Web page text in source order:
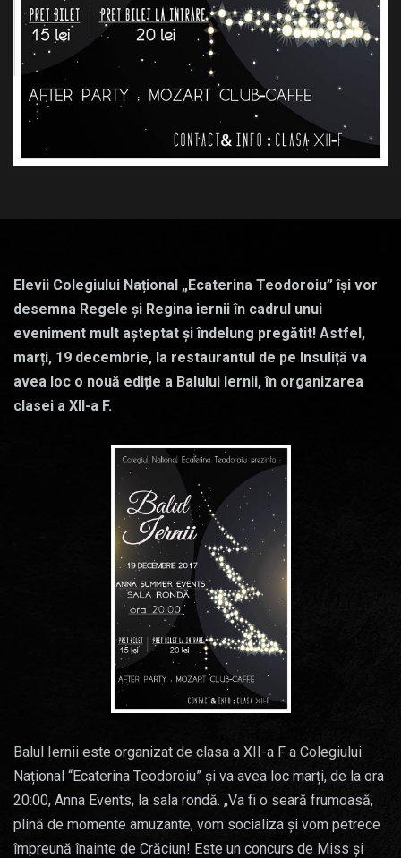
Elevii Colegiului Național „Ecaterina Teodoroiu” își vor
desemna Regele și Regina iernii în cadrul unui
eveniment mult așteptat și îndelung pregătit! Astfel,
marți, 19 decembrie, la restaurantul de pe Insuliță va
avea loc o nouă ediție a Balului Iernii, în organizarea
clasei a XII-a F.
Balul Iernii este organizat de clasa a XII-a F a Colegiului
Național “Ecaterina Teodoroiu” și va avea loc marți, de la ora
20:00, Anna Events, la sala rondă. „Va fi o seară frumoasă,
plină de momente amuzante, vom socializa și vom petrece
împreună înainte de Crăciun! Este un concurs de Miss și